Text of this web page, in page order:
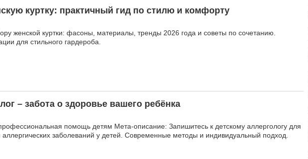
куртку: практичный гид по стилю и комфорту
женской куртки: фасоны, материалы, тренды 2026 года и советы по сочетанию.
для стильного гардероба.
– забота о здоровье вашего ребёнка
помощь детям Мета-описание: Запишитесь к детскому аллергологу для
аллергических заболеваний у детей. Современные методы и индивидуальный подход.